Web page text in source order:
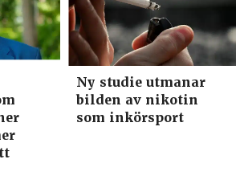
Ny studie utmanar
bilden av nikotin
som inkörsport